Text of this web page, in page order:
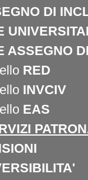
DI
ASSEGNO
RED
INVCIV
EAS